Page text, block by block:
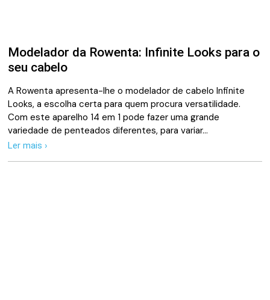
Modelador da Rowenta: Infinite Looks para o
seu cabelo
A Rowenta apresenta-lhe o modelador de cabelo Infinite
Looks, a escolha certa para quem procura versatilidade.
Com este aparelho 14 em 1 pode fazer uma grande
variedade de penteados diferentes, para variar…
Ler mais ›